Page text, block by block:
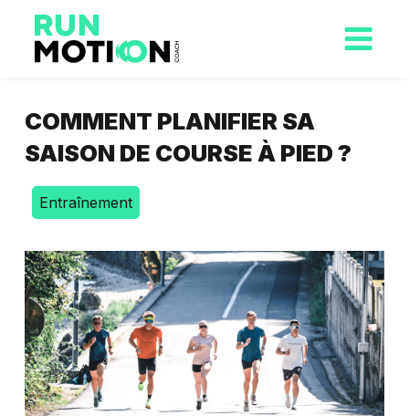
COMMENT PLANIFIER SA
SAISON DE COURSE À PIED ?
Entraînement